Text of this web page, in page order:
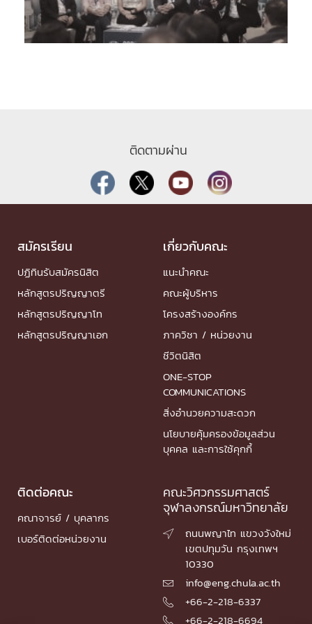
ติดตามผ่าน
สมัครเรียน
ปฏิทินรับสมัครนิสิต
หลักสูตรปริญญาตรี
หลักสูตรปริญญาโท
หลักสูตรปริญญาเอก
เกี่ยวกับคณะ
แนะนำคณะ
คณะผู้บริหาร
โครงสร้างองค์กร
ภาควิชา / หน่วยงาน
ชีวิตนิสิต
ONE-STOP
COMMUNICATIONS
สิ่งอำนวยความสะดวก
นโยบายคุ้มครองข้อมูลส่วน
บุคคล และการใช้คุกกี้
ติดต่อคณะ
คณาจารย์ / บุคลากร
เบอร์ติดต่อหน่วยงาน
คณะวิศวกรรมศาสตร์
จุฬาลงกรณ์มหาวิทยาลัย

ถนนพญาไท แขวงวังใหม่
เขตปทุมวัน กรุงเทพฯ
10330
 info@eng.chula.ac.th
 +66-2-218-6337
 +66-2-218-6694